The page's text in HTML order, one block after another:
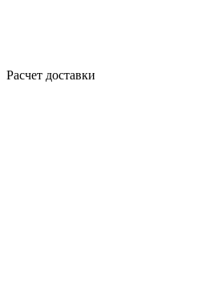
Расчет доставки